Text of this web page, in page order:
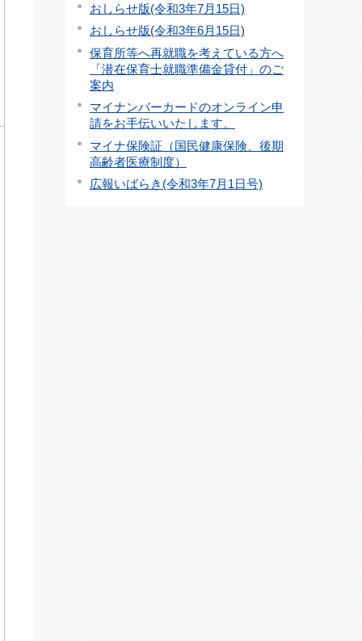
おしらせ版(令和3年7月15日)
おしらせ版(令和3年6月15日)
保育所等へ再就職を考えている方へ
「潜在保育士就職準備金貸付」のご
案内
マイナンバーカードのオンライン申
請をお手伝いいたします。
マイナ保険証（国民健康保険、後期
高齢者医療制度）
広報いばらき(令和3年7月1日号)